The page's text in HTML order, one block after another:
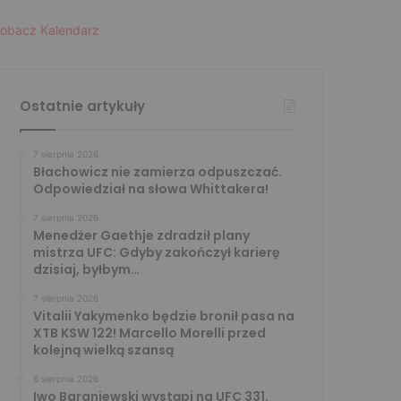
Kalendarz
Ostatnie artykuły
7 sierpnia 2026
Błachowicz nie zamierza odpuszczać.
Odpowiedział na słowa Whittakera!
7 sierpnia 2026
Menedżer Gaethje zdradził plany
mistrza UFC: Gdyby zakończył karierę
dzisiaj, byłbym…
7 sierpnia 2026
Vitalii Yakymenko będzie bronił pasa na
XTB KSW 122! Marcello Morelli przed
kolejną wielką szansą
6 sierpnia 2026
Iwo Baraniewski wystąpi na UFC 331.